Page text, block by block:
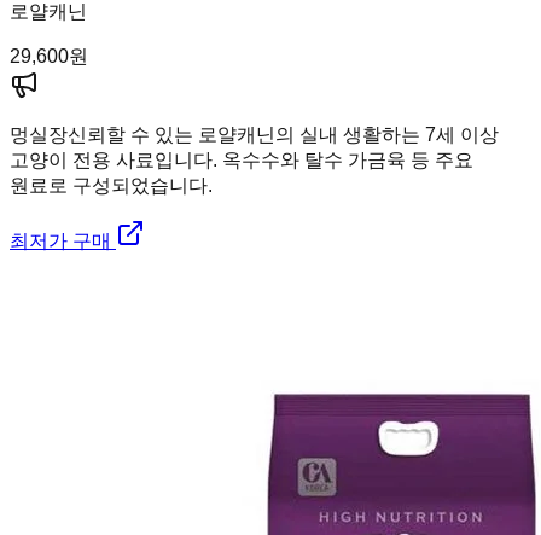
로얄캐닌
29,600원
멍실장신뢰할 수 있는 로얄캐닌의 실내 생활하는 7세 이상
고양이 전용 사료입니다. 옥수수와 탈수 가금육 등 주요
원료로 구성되었습니다.
최저가 구매